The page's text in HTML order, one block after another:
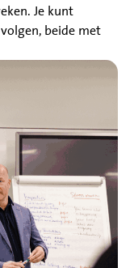
Je kunt
beide met